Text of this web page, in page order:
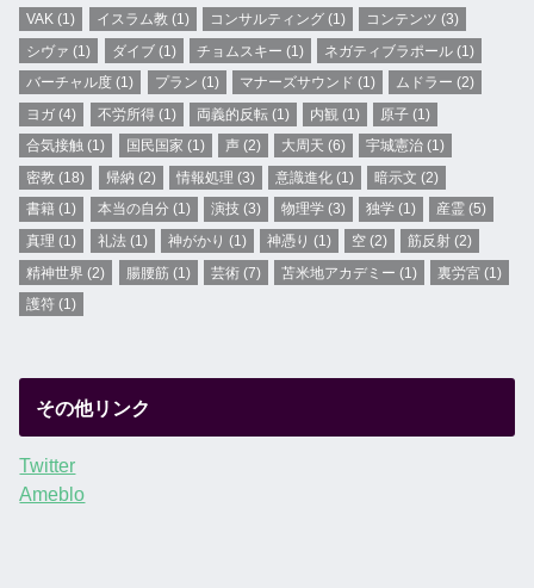
VAK (1) イスラム教 (1) コンサルティング(1) コンテンツ (3)
シヴァ (1) ダイブ(1) チョムスキー (1) ネガティブラポール (1)
バーチャル度 (1) プラン (1) マナーズサウンド (1) ムドラー (2)
ヨガ (4) 不労所得(1) 両義的反転(1) 内観 (1) 原子 (1)
合気接触 (1) 国民国家 (1) 声(2) 大周天 (6) 宇城憲治 (1)
密教 (18) 帰納 (2) 情報処理 (3) 意識進化 (1) 暗示文 (2)
書籍 (1) 本当の自分 (1) 演技(3) 物理学 (3) 独学 (1) 産霊 (5)
真理 (1) 礼法(1) 神がかり (1) 神憑り (1) 空 (2) 筋反射 (2)
精神世界 (2) 腸腰筋(1) 芸術(7) 苫米地アカデミー (1) 裏労宮 (1)
護符 (1)
その他リンク
Twitter
Ameblo